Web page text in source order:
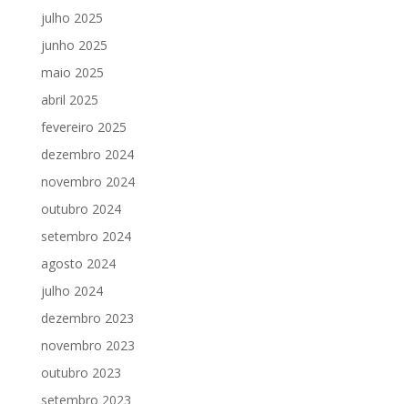
julho 2025
junho 2025
maio 2025
abril 2025
fevereiro 2025
dezembro 2024
novembro 2024
outubro 2024
setembro 2024
agosto 2024
julho 2024
dezembro 2023
novembro 2023
outubro 2023
setembro 2023